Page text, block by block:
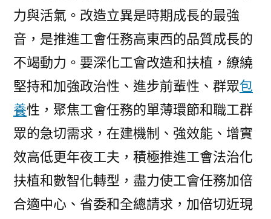
力與活氣。改造立異是時期成長的最強
音，是推進工會任務高東西的品質成長的
不竭動力。要深化工會改造和扶植，繚繞
堅持和加強政治性、進步前輩性、群眾包
養性，聚焦工會任務的單薄環節和職工群
眾的急切需求，在建機制、強效能、增實
效高低更年夜工夫，積極推進工會法治化
扶植和數智化轉型，盡力使工會任務加倍
合適中心、省委和全總請求，加倍切近現